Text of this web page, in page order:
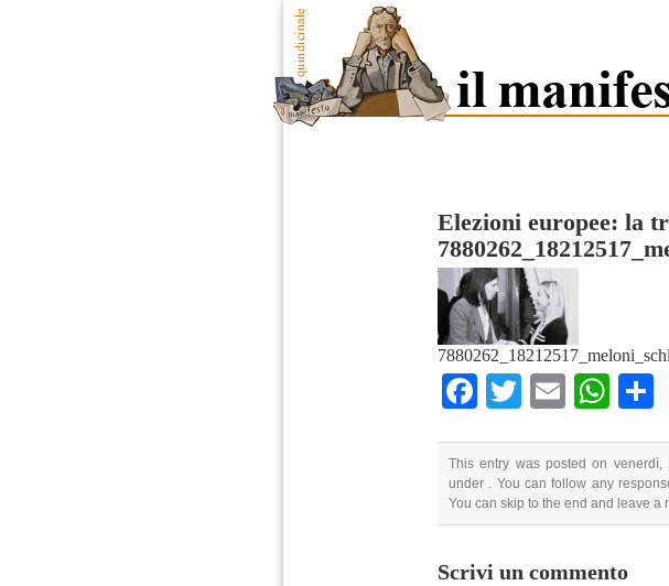
Elezioni europee: la
Facebook
TwitterEmail
This entry was posted on
under . You can follow any
You can skip to the end and leave
Scrivi un commento